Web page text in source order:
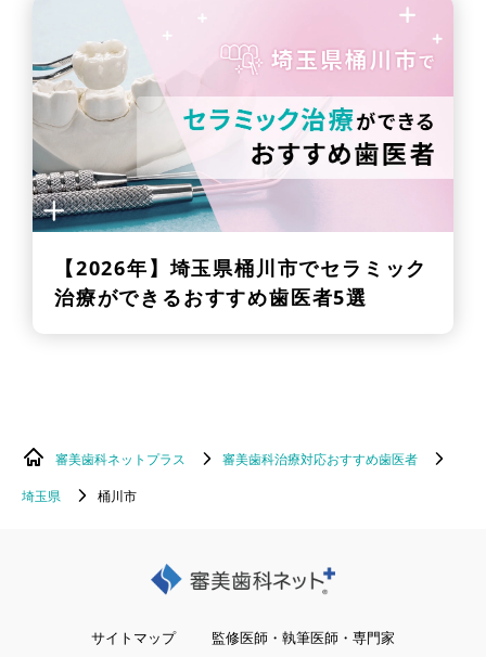
【2026年】埼玉県桶川市でセラミック
治療ができるおすすめ歯医者5選
審美歯科ネットプラス
審美歯科治療対応おすすめ歯医者
埼玉県
桶川市
サイトマップ 監修医師・執筆医師・専門家